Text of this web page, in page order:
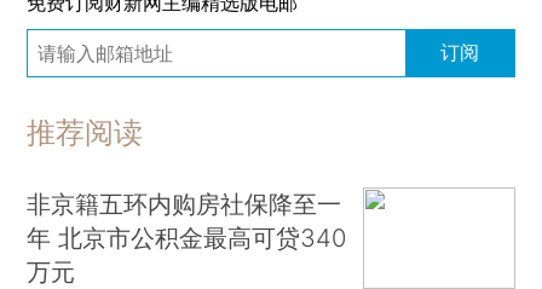
订阅
推荐阅读
非京籍五环内购房社保降至一
年 北京市公积金最高可贷340
万元